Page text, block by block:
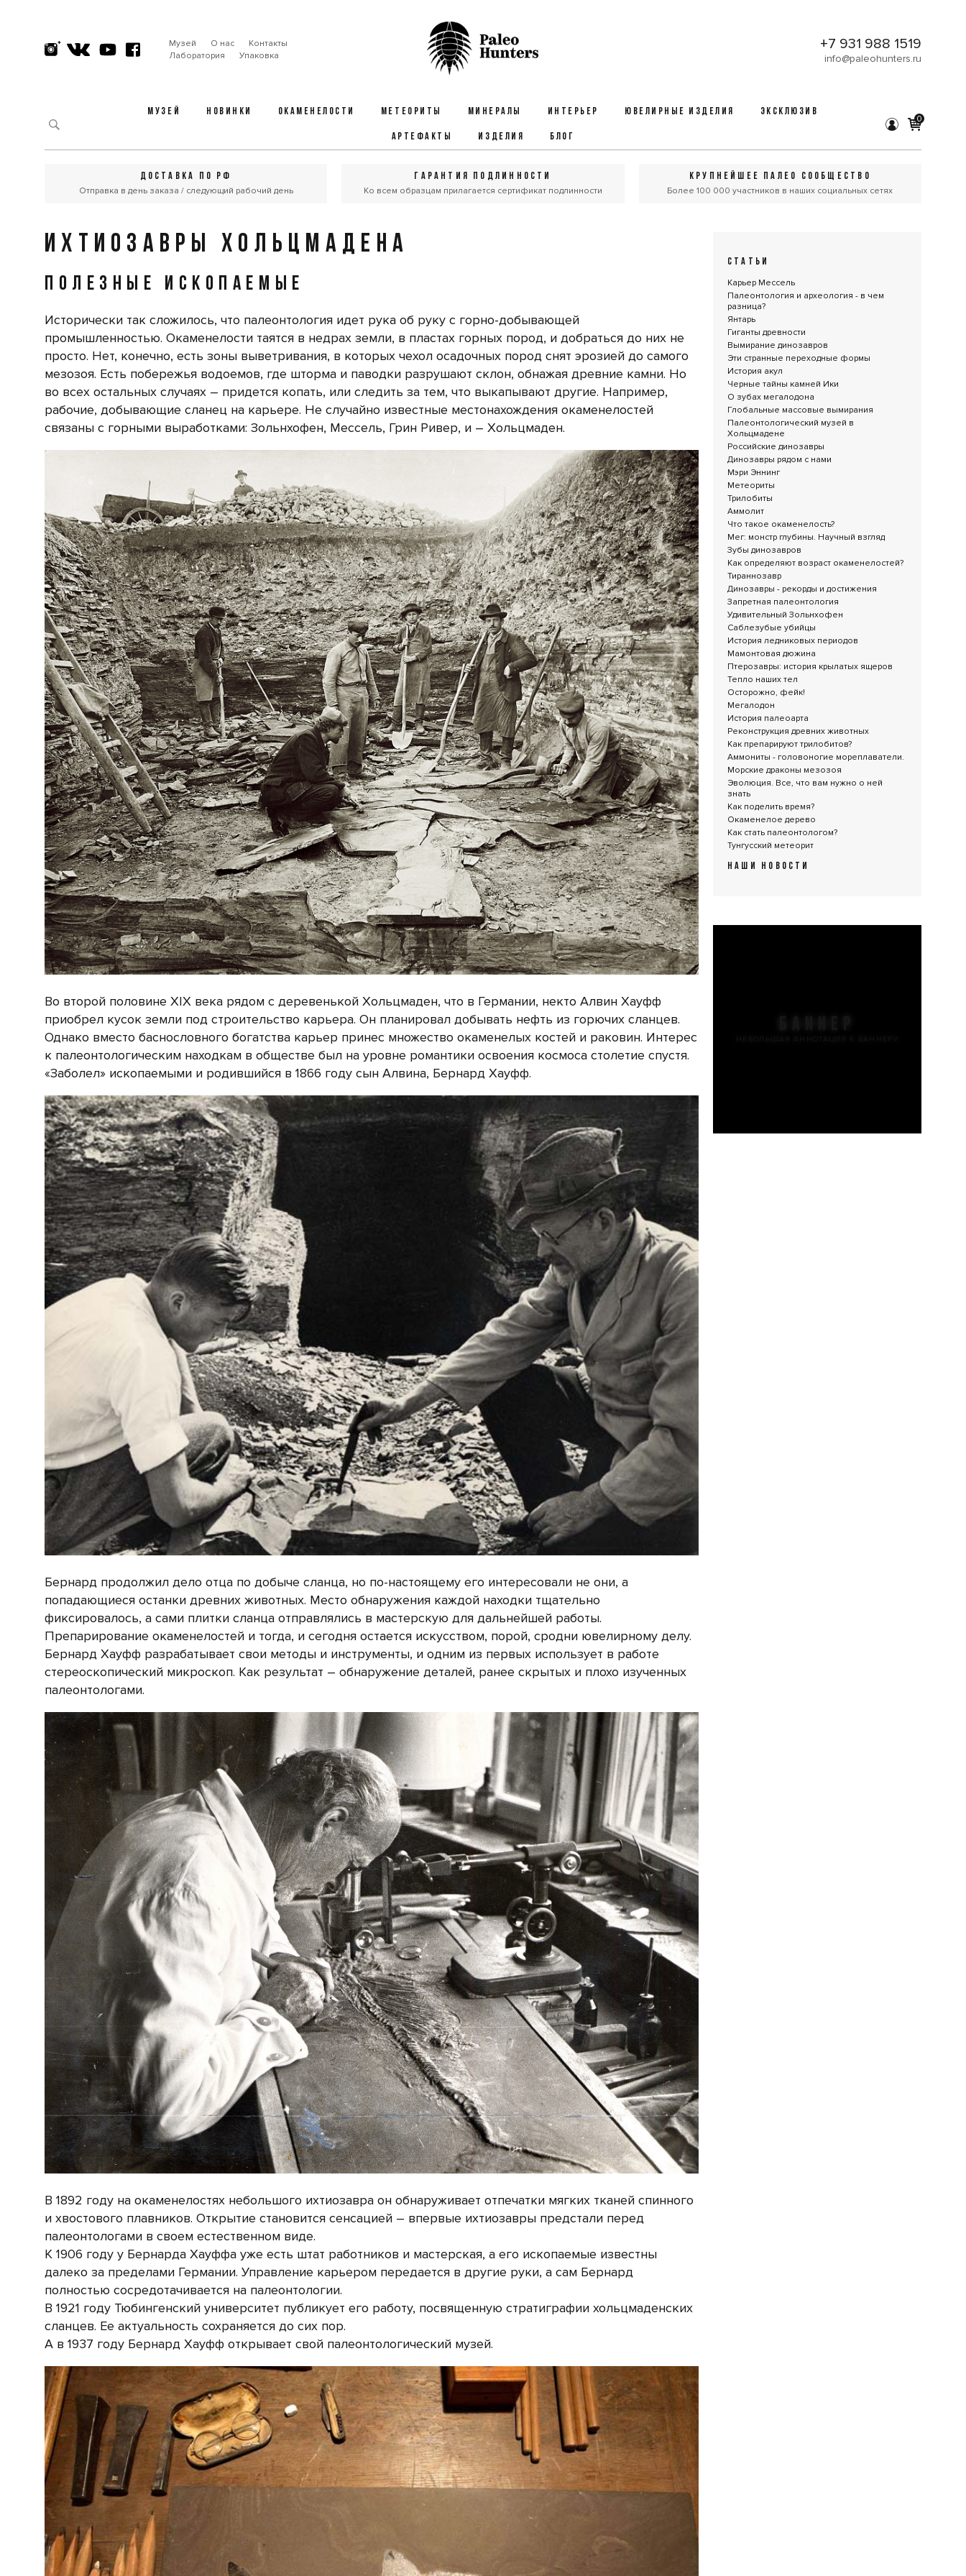
Музей О нас
Контакты
Лаборатория
Упаковка
+7 931 988 1519
info@paleohunters.ru
МУЗЕЙ НОВИНКИ ОКАМЕНЕЛОСТИ МЕТЕОРИТЫ МИНЕРАЛЫ ИНТЕРЬЕР ЮВЕЛИРНЫЕ ИЗДЕЛИЯ ЭКСКЛЮЗИВ
АРТЕФАКТЫ ИЗДЕЛИЯ БЛОГ
0
ДОСТАВКА ПО РФ
Отправка в день заказа / следующий рабочий день
ГАРАНТИЯ ПОДЛИННОСТИ
Ко всем образцам прилагается сертификат подлинности
КРУПНЕЙШЕЕ ПАЛЕО СООБЩЕСТВО
Более 100 000 участников в наших социальных сетях
ИХТИОЗАВРЫ ХОЛЬЦМАДЕНА
ПОЛЕЗНЫЕ ИСКОПАЕМЫЕ
Исторически так сложилось, что палеонтология идет рука об руку с горно-добывающей
промышленностью. Окаменелости таятся в недрах земли, в пластах горных пород, и добраться до них не
просто. Нет, конечно, есть зоны выветривания, в которых чехол осадочных пород снят эрозией до самого
мезозоя. Есть побережья водоемов, где шторма и паводки разрушают склон, обнажая древние камни. Но
во всех остальных случаях – придется копать, или следить за тем, что выкапывают другие. Например,
рабочие, добывающие сланец на карьере. Не случайно известные местонахождения окаменелостей
связаны с горными выработками: Зольнхофен, Мессель, Грин Ривер, и – Хольцмаден.
Во второй половине XIX века рядом с деревенькой Хольцмаден, что в Германии, некто Алвин Хауфф
приобрел кусок земли под строительство карьера. Он планировал добывать нефть из горючих сланцев.
Однако вместо баснословного богатства карьер принес множество окаменелых костей и раковин. Интерес
к палеонтологическим находкам в обществе был на уровне романтики освоения космоса столетие спустя.
«Заболел» ископаемыми и родившийся в 1866 году сын Алвина, Бернард Хауфф.
Бернард продолжил дело отца по добыче сланца, но по-настоящему его интересовали не они, а
попадающиеся останки древних животных. Место обнаружения каждой находки тщательно
фиксировалось, а сами плитки сланца отправлялись в мастерскую для дальнейшей работы.
Препарирование окаменелостей и тогда, и сегодня остается искусством, порой, сродни ювелирному делу.
Бернард Хауфф разрабатывает свои методы и инструменты, и одним из первых использует в работе
стереоскопический микроскоп. Как результат – обнаружение деталей, ранее скрытых и плохо изученных
палеонтологами.
В 1892 году на окаменелостях небольшого ихтиозавра он обнаруживает отпечатки мягких тканей спинного
и хвостового плавников. Открытие становится сенсацией – впервые ихтиозавры предстали перед
палеонтологами в своем естественном виде.
К 1906 году у Бернарда Хауффа уже есть штат работников и мастерская, а его ископаемые известны
далеко за пределами Германии. Управление карьером передается в другие руки, а сам Бернард
полностью сосредотачивается на палеонтологии.
В 1921 году Тюбингенский университет публикует его работу, посвященную стратиграфии хольцмаденских
сланцев. Ее актуальность сохраняется до сих пор.
А в 1937 году Бернард Хауфф открывает свой палеонтологический музей.
СТАТЬИ
Карьер Мессель
Палеонтология и археология - в чем
разница?
Янтарь
Гиганты древности
Вымирание динозавров
Эти странные переходные формы
История акул
Черные тайны камней Ики
О зубах мегалодона
Глобальные массовые вымирания
Палеонтологический музей в
Хольцмадене
Российские динозавры
Динозавры рядом с нами
Мэри Эннинг
Метеориты
Трилобиты
Аммолит
Что такое окаменелость?
Мег: монстр глубины. Научный взгляд
Зубы динозавров
Как определяют возраст окаменелостей?
Тираннозавр
Динозавры - рекорды и достижения
Запретная палеонтология
Удивительный Зольнхофен
Саблезубые убийцы
История ледниковых периодов
Мамонтовая дюжина
Птерозавры: история крылатых ящеров
Тепло наших тел
Осторожно, фейк!
Мегалодон
История палеоарта
Реконструкция древних животных
Как препарируют трилобитов?
Аммониты - головоногие мореплаватели.
Морские драконы мезозоя
Эволюция. Все, что вам нужно о ней
знать
Как поделить время?
Окаменелое дерево
Как стать палеонтологом?
Тунгусский метеорит
НАШИ НОВОСТИ